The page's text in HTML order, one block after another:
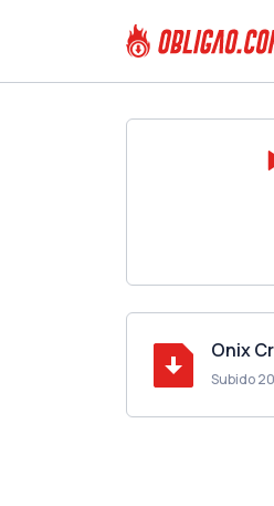
Onix
Subido